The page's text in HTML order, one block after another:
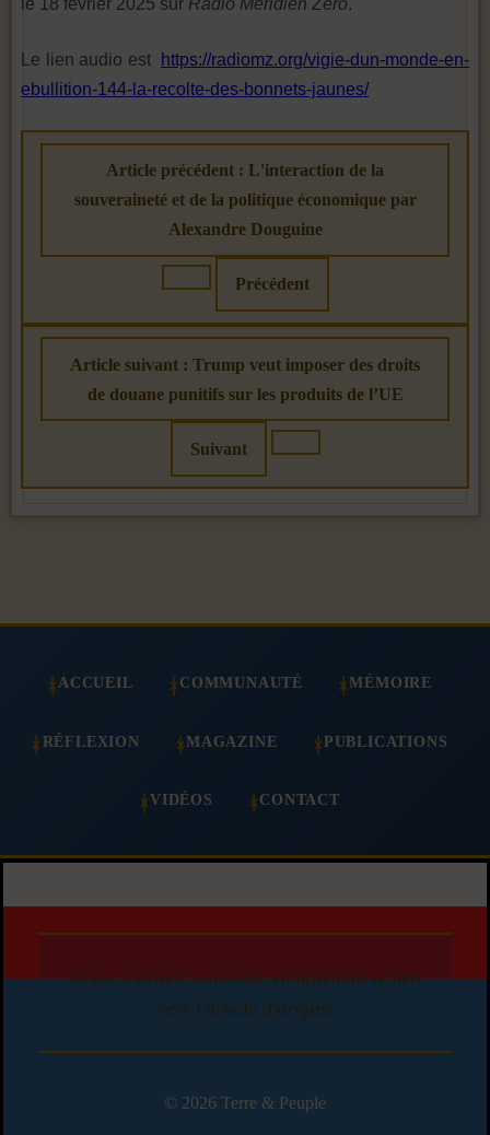
le 18 février 2025 sur Radio Méridien Zéro.
Le lien audio est
https://radiomz.org/vigie-dun-monde-en-
ebullition-144-la-recolte-des-bonnets-jaunes/
Article précédent : L'interaction de la
souveraineté et de la politique économique par
Alexandre Douguine
Précédent
Article suivant : Trump veut imposer des droits
de douane punitifs sur les produits de l’UE
Suivant
ACCUEIL COMMUNAUTÉ MÉMOIRE
RÉFLEXION MAGAZINE PUBLICATIONS
VIDÉOS CONTACT
Copie d'article autorisée en affichant le lien
vers l'article d'origine
© 2026 Terre & Peuple